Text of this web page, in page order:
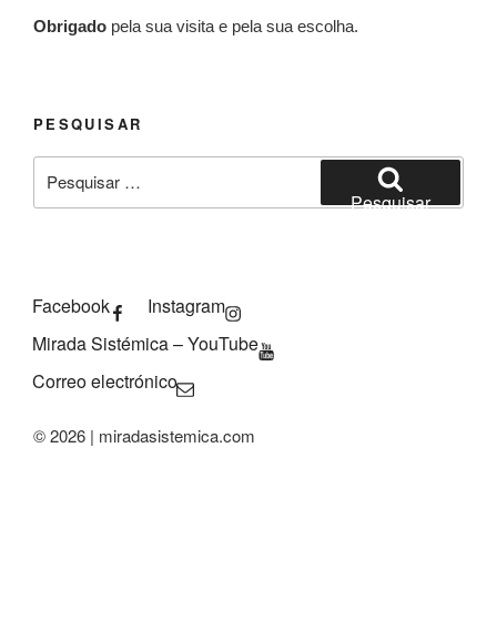
Obrigado pela sua visita e pela sua escolha.
PESQUISAR
por:
Pesquisar
Facebook
Instagram
Mirada Sistémica – YouTube
Correo electrónico
© 2026 | miradasistemica.com